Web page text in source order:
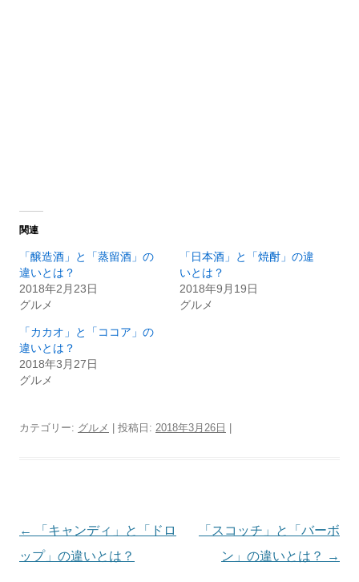
関連
「醸造酒」と「蒸留酒」の
違いとは？
2018年2月23日
グルメ
「日本酒」と「焼酎」の違
いとは？
2018年9月19日
グルメ
「カカオ」と「ココア」の
違いとは？
2018年3月27日
グルメ
カテゴリー: グルメ | 投稿日: 2018年3月26日
投
稿
←
「キャンディ」と「ドロ
ップ」の違いとは？
「スコッチ」と「バーボ
ン」の違いとは？
→